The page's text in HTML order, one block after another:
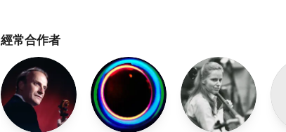
經常合作者